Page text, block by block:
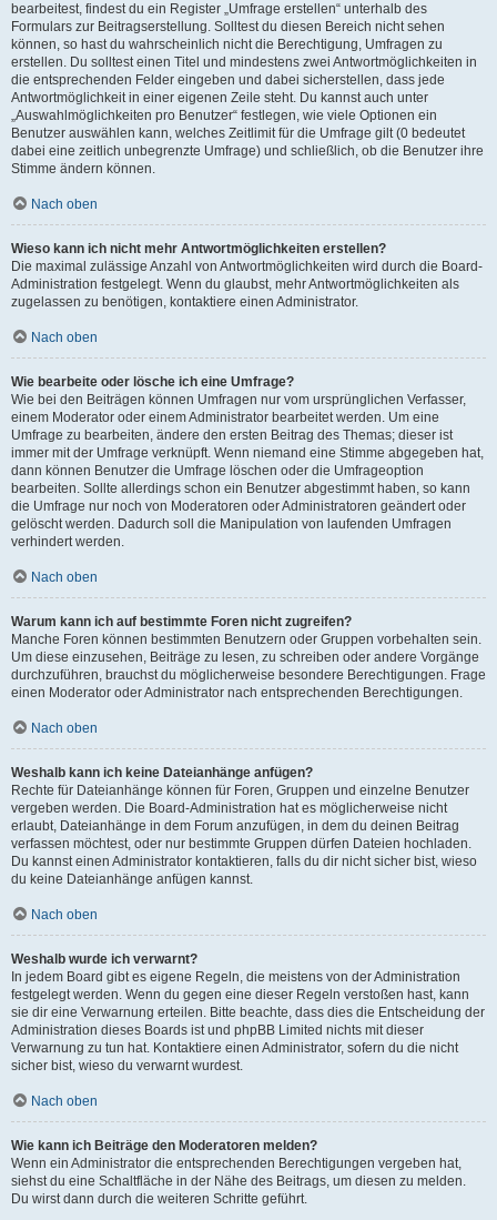
bearbeitest, findest du ein Register „Umfrage erstellen“ unterhalb des
Formulars zur Beitragserstellung. Solltest du diesen Bereich nicht sehen
können, so hast du wahrscheinlich nicht die Berechtigung, Umfragen zu
erstellen. Du solltest einen Titel und mindestens zwei Antwortmöglichkeiten in
die entsprechenden Felder eingeben und dabei sicherstellen, dass jede
Antwortmöglichkeit in einer eigenen Zeile steht. Du kannst auch unter
„Auswahlmöglichkeiten pro Benutzer“ festlegen, wie viele Optionen ein
Benutzer auswählen kann, welches Zeitlimit für die Umfrage gilt (0 bedeutet
dabei eine zeitlich unbegrenzte Umfrage) und schließlich, ob die Benutzer ihre
Stimme ändern können.
Nach oben
Wieso kann ich nicht mehr Antwortmöglichkeiten erstellen?
Die maximal zulässige Anzahl von Antwortmöglichkeiten wird durch die Board-
Administration festgelegt. Wenn du glaubst, mehr Antwortmöglichkeiten als
zugelassen zu benötigen, kontaktiere einen Administrator.
Nach oben
Wie bearbeite oder lösche ich eine Umfrage?
Wie bei den Beiträgen können Umfragen nur vom ursprünglichen Verfasser,
einem Moderator oder einem Administrator bearbeitet werden. Um eine
Umfrage zu bearbeiten, ändere den ersten Beitrag des Themas; dieser ist
immer mit der Umfrage verknüpft. Wenn niemand eine Stimme abgegeben hat,
dann können Benutzer die Umfrage löschen oder die Umfrageoption
bearbeiten. Sollte allerdings schon ein Benutzer abgestimmt haben, so kann
die Umfrage nur noch von Moderatoren oder Administratoren geändert oder
gelöscht werden. Dadurch soll die Manipulation von laufenden Umfragen
verhindert werden.
Nach oben
Warum kann ich auf bestimmte Foren nicht zugreifen?
Manche Foren können bestimmten Benutzern oder Gruppen vorbehalten sein.
Um diese einzusehen, Beiträge zu lesen, zu schreiben oder andere Vorgänge
durchzuführen, brauchst du möglicherweise besondere Berechtigungen. Frage
einen Moderator oder Administrator nach entsprechenden Berechtigungen.
Nach oben
Weshalb kann ich keine Dateianhänge anfügen?
Rechte für Dateianhänge können für Foren, Gruppen und einzelne Benutzer
vergeben werden. Die Board-Administration hat es möglicherweise nicht
erlaubt, Dateianhänge in dem Forum anzufügen, in dem du deinen Beitrag
verfassen möchtest, oder nur bestimmte Gruppen dürfen Dateien hochladen.
Du kannst einen Administrator kontaktieren, falls du dir nicht sicher bist, wieso
du keine Dateianhänge anfügen kannst.
Nach oben
Weshalb wurde ich verwarnt?
In jedem Board gibt es eigene Regeln, die meistens von der Administration
festgelegt werden. Wenn du gegen eine dieser Regeln verstoßen hast, kann
sie dir eine Verwarnung erteilen. Bitte beachte, dass dies die Entscheidung der
Administration dieses Boards ist und phpBB Limited nichts mit dieser
Verwarnung zu tun hat. Kontaktiere einen Administrator, sofern du die nicht
sicher bist, wieso du verwarnt wurdest.
Nach oben
Wie kann ich Beiträge den Moderatoren melden?
Wenn ein Administrator die entsprechenden Berechtigungen vergeben hat,
siehst du eine Schaltfläche in der Nähe des Beitrags, um diesen zu melden.
Du wirst dann durch die weiteren Schritte geführt.